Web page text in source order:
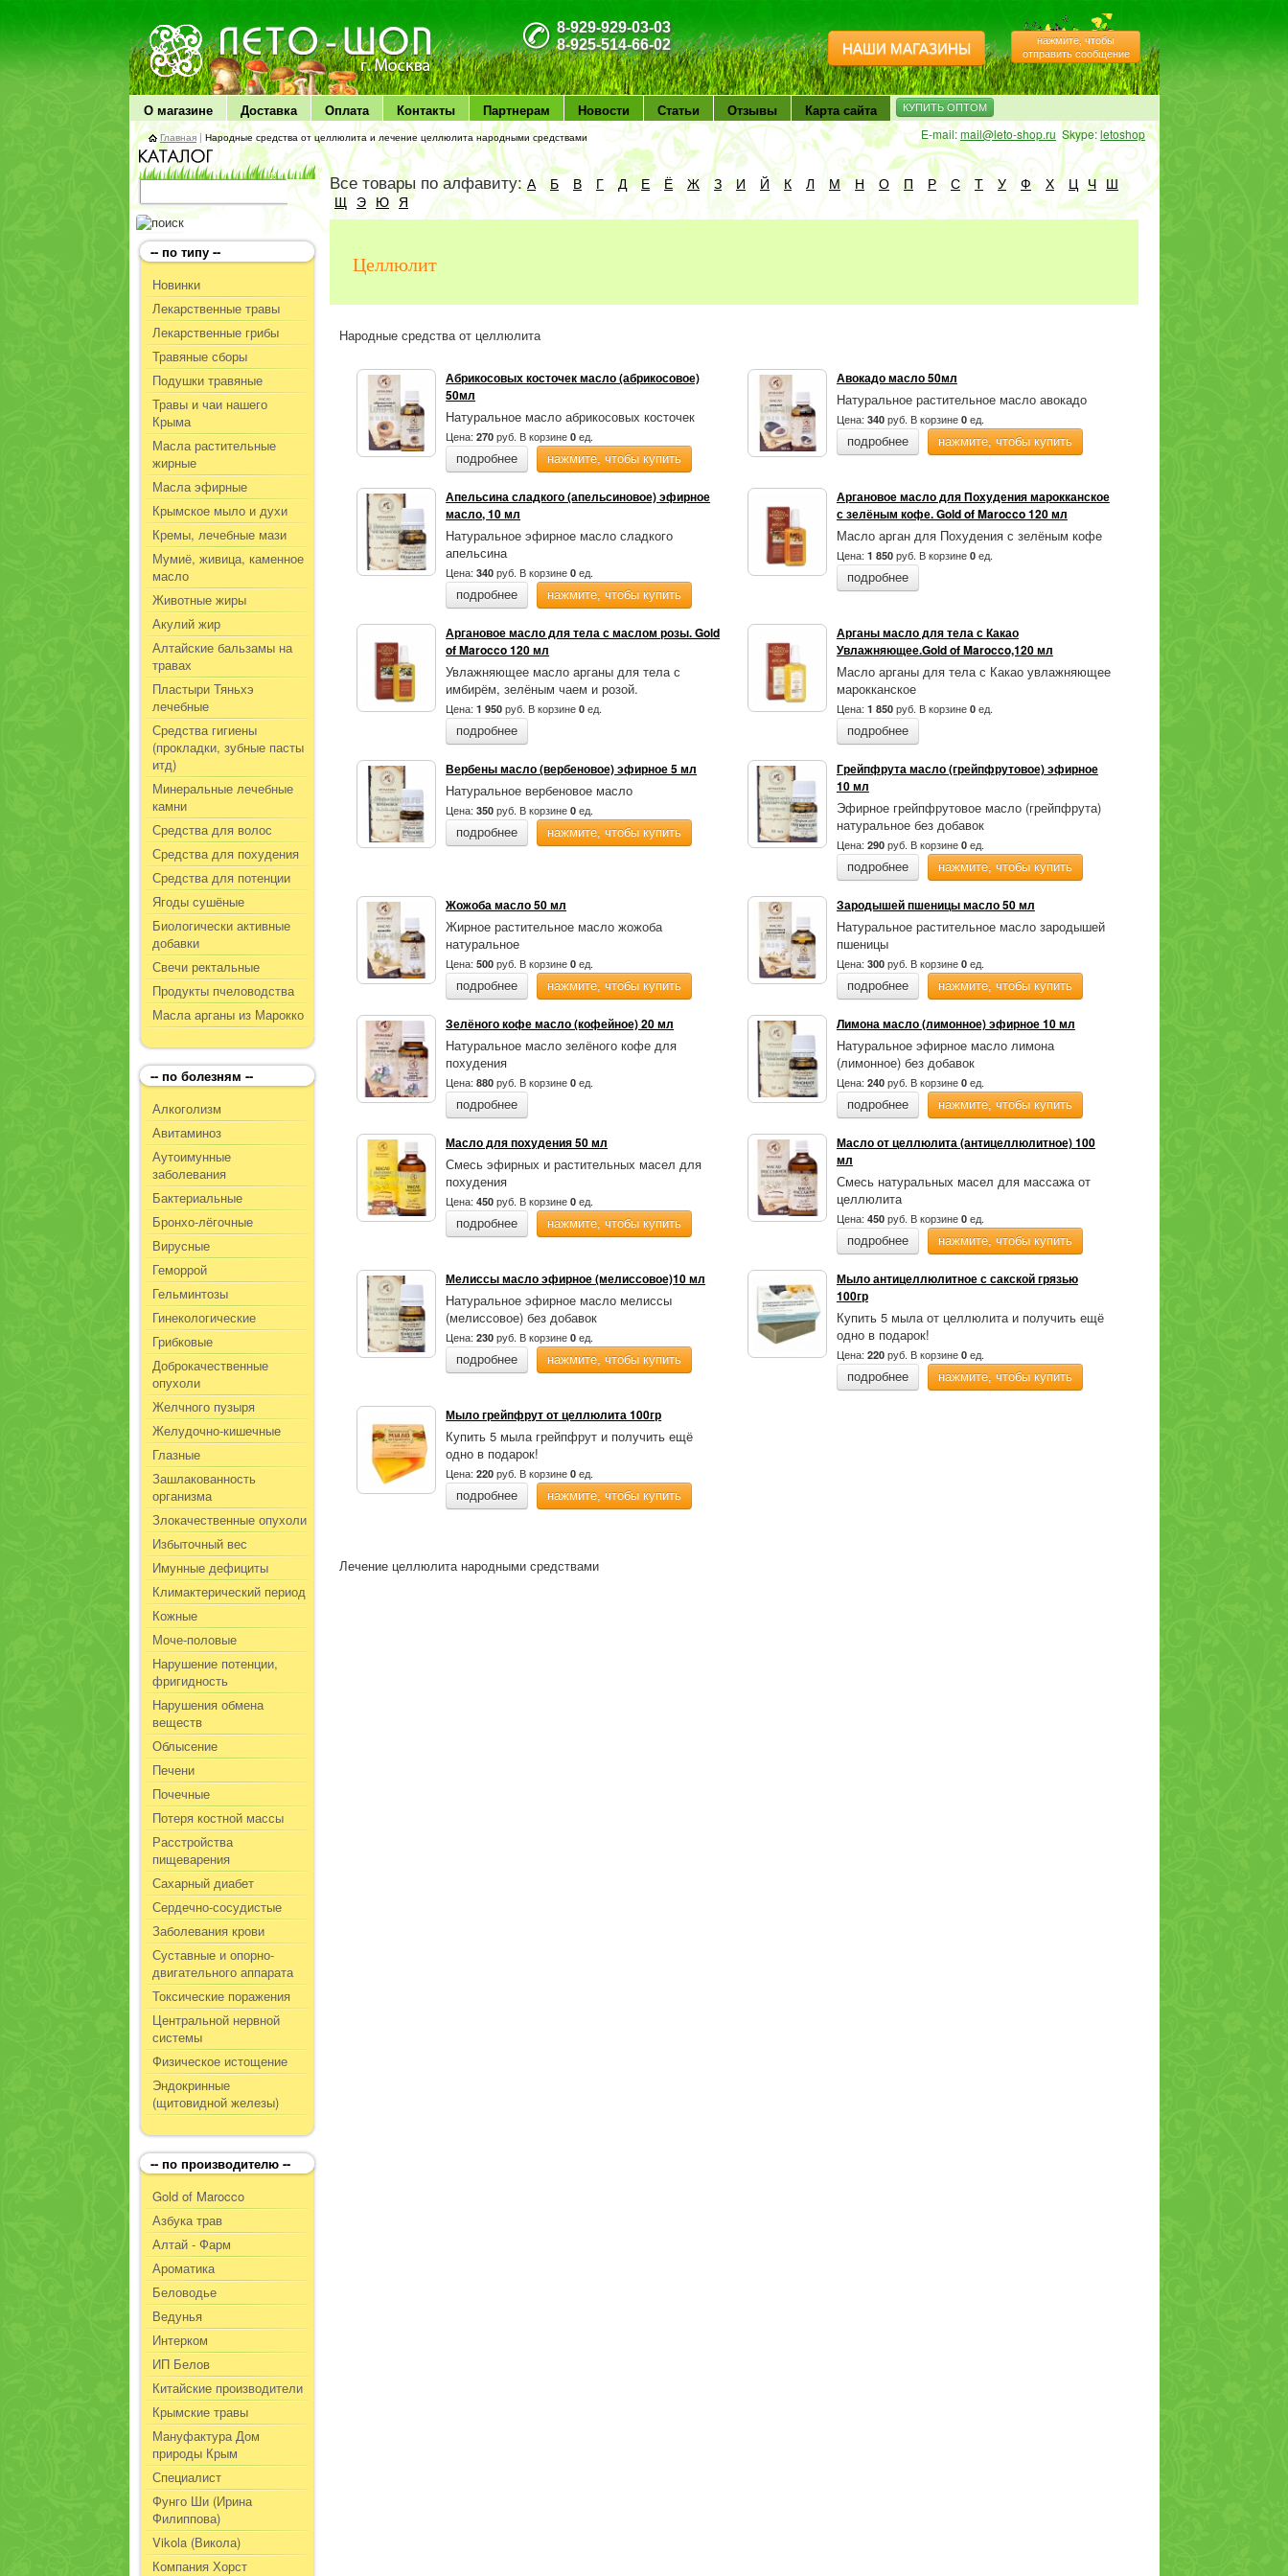
ЛЕТО чудо здоровья
нажмите, чтобы
отправить сообщение
8-929-929-03-03
8-925-514-66-02
НАШИ МАГАЗИНЫ
О магазине Доставка Оплата Контакты Партнерам Новости Статьи Отзывы Карта сайта КУПИТЬ ОПТОМ
E-mail:mail@leto-shop.ru Skype:letoshop
Главная |Народные средства от целлюлита и лечение целлюлита народными средствами
-- по типу --
Новинки
Лекарственные травы
Лекарственные грибы
Травяные сборы
Подушки травяные
Травы и чаи нашего
Крыма
Масла растительные
жирные
Масла эфирные
Крымское мыло и духи
Кремы, лечебные мази
Мумиё, живица, каменное
масло
Животные жиры
Акулий жир
Алтайские бальзамы на
травах
Пластыри Тяньхэ
лечебные
Средства гигиены
(прокладки, зубные пасты
итд)
Минеральные лечебные
камни
Средства для волос
Средства для похудения
Средства для потенции
Ягоды сушёные
Биологически активные
добавки
Свечи ректальные
Продукты пчеловодства
Масла арганы из Марокко
-- по болезням --
Алкоголизм
Авитаминоз
Аутоимунные
заболевания
Бактериальные
Бронхо-лёгочные
Вирусные
Геморрой
Гельминтозы
Гинекологические
Грибковые
Доброкачественные
опухоли
Желчного пузыря
Желудочно-кишечные
Глазные
Зашлакованность
организма
Злокачественные опухоли
Избыточный вес
Имунные дефициты
Климактерический период
Кожные
Моче-половые
Нарушение потенции,
фригидность
Нарушения обмена
веществ
Облысение
Печени
Почечные
Потеря костной массы
Расстройства
пищеварения
Сахарный диабет
Сердечно-сосудистые
Заболевания крови
Суставные и опорно-
двигательного аппарата
Токсические поражения
Центральной нервной
системы
Физическое истощение
Эндокринные
(щитовидной железы)
-- по производителю --
Gold of Marocco
Азбука трав
Алтай - Фарм
Ароматика
Беловодье
Ведунья
Интерком
ИП Белов
Китайские производители
Крымские травы
Мануфактура Дом
природы Крым
Специалист
Фунго Ши (Ирина
Филиппова)
Vikola (Викола)
Компания Хорст
Все товары по алфавиту:А Б В Г Д Е Ё Ж З И Й К Л М Н О П Р С Т У Ф Х Ц Ч Ш
Щ Э Ю Я
Целлюлит
Народные средства от целлюлита
Абрикосовых косточек масло (абрикосовое)
50мл
Натуральное масло абрикосовых косточек
Цена:270 руб. В корзине0 ед.
подробнее нажмите, чтобы купить
Авокадо масло 50мл
Натуральное растительное масло авокадо
Цена: 340руб. В корзине 0ед.
подробнее нажмите, чтобы купить
Апельсина сладкого (апельсиновое) эфирное
масло, 10 мл
Натуральное эфирное масло сладкого
апельсина
Цена:340 руб. В корзине0 ед.
подробнее нажмите, чтобы купить
Аргановое масло для Похудения марокканское
с зелёным кофе. Gold of Marocco 120 мл
Масло арган для Похудения с зелёным кофе
Цена: 1 850руб. В корзине 0ед.
подробнее
Аргановое масло для тела с маслом розы. Gold
of Marocco 120 мл
Увлажняющее масло арганы для тела с
имбирём, зелёным чаем и розой.
Цена:1 950 руб. В корзине0 ед.
подробнее
Арганы масло для тела с Какао
Увлажняющее.Gold of Marocco,120 мл
Масло арганы для тела с Какао увлажняющее
марокканское
Цена: 1 850руб. В корзине 0ед.
подробнее
Вербены масло (вербеновое) эфирное 5 мл
Натуральное вербеновое масло
Цена:350 руб. В корзине0 ед.
подробнее нажмите, чтобы купить
Грейпфрута масло (грейпфрутовое) эфирное
10 мл
Эфирное грейпфрутовое масло (грейпфрута)
натуральное без добавок
Цена: 290руб. В корзине 0ед.
подробнее нажмите, чтобы купить
Жожоба масло 50 мл
Жирное растительное масло жожоба
натуральное
Цена:500 руб. В корзине0 ед.
подробнее нажмите, чтобы купить
Зародышей пшеницы масло 50 мл
Натуральное растительное масло зародышей
пшеницы
Цена: 300руб. В корзине 0ед.
подробнее нажмите, чтобы купить
Зелёного кофе масло (кофейное) 20 мл
Натуральное масло зелёного кофе для
похудения
Цена:880 руб. В корзине0 ед.
подробнее
Лимона масло (лимонное) эфирное 10 мл
Натуральное эфирное масло лимона
(лимонное) без добавок
Цена: 240руб. В корзине 0ед.
подробнее нажмите, чтобы купить
Масло для похудения 50 мл
Смесь эфирных и растительных масел для
похудения
Цена:450 руб. В корзине0 ед.
подробнее нажмите, чтобы купить
Масло от целлюлита (антицеллюлитное) 100
мл
Смесь натуральных масел для массажа от
целлюлита
Цена: 450руб. В корзине 0ед.
подробнее нажмите, чтобы купить
Мелиссы масло эфирное (мелиссовое)10 мл
Натуральное эфирное масло мелиссы
(мелиссовое) без добавок
Цена:230 руб. В корзине0 ед.
подробнее нажмите, чтобы купить
Мыло антицеллюлитное с сакской грязью
100гр
Купить 5 мыла от целлюлита и получить ещё
одно в подарок!
Цена: 220руб. В корзине 0ед.
подробнее нажмите, чтобы купить
Мыло грейпфрут от целлюлита 100гр
Купить 5 мыла грейпфрут и получить ещё
одно в подарок!
Цена:220 руб. В корзине0 ед.
подробнее нажмите, чтобы купить
Лечение целлюлита народными средствами